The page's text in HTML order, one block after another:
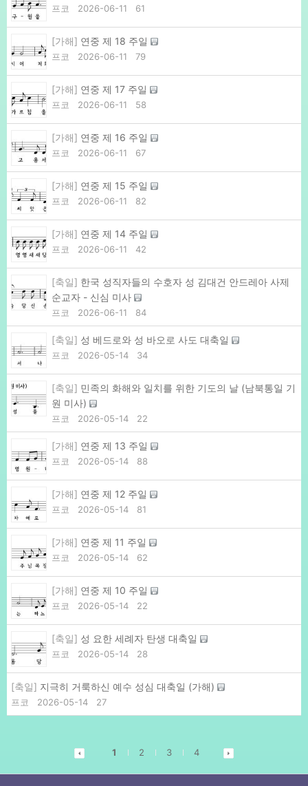
프코 2026-06-11 61
[가해] 연중 제 18 주일
프코 2026-06-11 79
[가해] 연중 제 17 주일
프코 2026-06-11 58
[가해] 연중 제 16 주일
프코 2026-06-11 67
[가해] 연중 제 15 주일
프코 2026-06-11 82
[가해] 연중 제 14 주일
프코 2026-06-11 42
[축일] 한국 성직자들의 수호자 성 김대건 안드레아 사제
순교자 - 신심 미사
프코 2026-06-11 84
[축일] 성 베드로와 성 바오로 사도 대축일
프코 2026-05-14 34
[축일] 민족의 화해와 일치를 위한 기도의 날 (남북통일 기
원 미사)
프코 2026-05-14 22
[가해] 연중 제 13 주일
프코 2026-05-14 88
[가해] 연중 제 12 주일
프코 2026-05-14 81
[가해] 연중 제 11 주일
프코 2026-05-14 62
[가해] 연중 제 10 주일
프코 2026-05-14 22
[축일] 성 요한 세례자 탄생 대축일
프코 2026-05-14 28
[축일] 지극히 거룩하신 예수 성심 대축일 (가해)
프코 2026-05-14 27
1 2 3 4